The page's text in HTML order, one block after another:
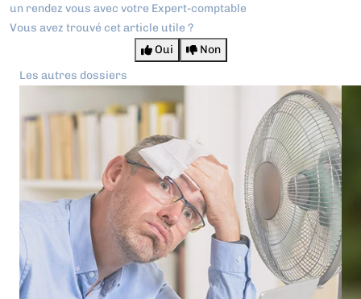
un rendez vous avec votre Expert-comptable
Vous avez trouvé cet article utile ?
Oui
Non
Les autres dossiers